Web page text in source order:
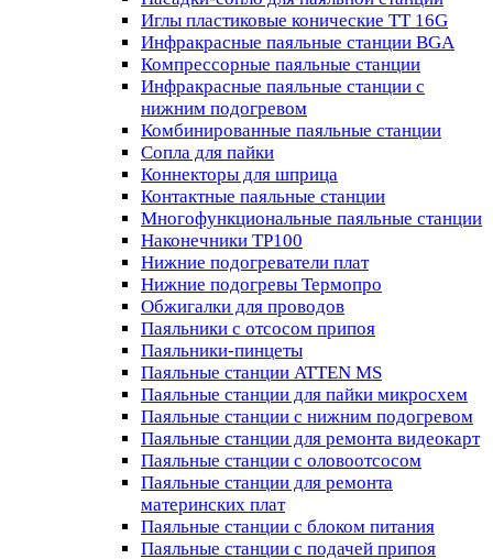
Иглы пластиковые конические TT 16G
Инфракрасные паяльные станции BGA
Компрессорные паяльные станции
Инфракрасные паяльные станции с
нижним подогревом
Комбинированные паяльные станции
Сопла для пайки
Коннекторы для шприца
Контактные паяльные станции
Многофункциональные паяльные станции
Наконечники TP100
Нижние подогреватели плат
Нижние подогревы Термопро
Обжигалки для проводов
Паяльники с отсосом припоя
Паяльники-пинцеты
Паяльные станции ATTEN MS
Паяльные станции для пайки микросхем
Паяльные станции с нижним подогревом
Паяльные станции для ремонта видеокарт
Паяльные станции с оловоотсосом
Паяльные станции для ремонта
материнских плат
Паяльные станции с блоком питания
Паяльные станции с подачей припоя